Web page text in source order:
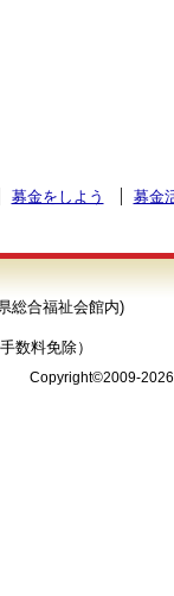
募金をしよう 募金
総合福祉会館内)
数料免除）
Copyright©2009-